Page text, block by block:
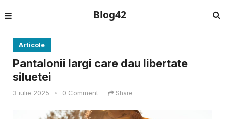
Blog42
Articole
Pantalonii largi care dau libertate
siluetei
3 iulie 2025 • 0 Comment Share